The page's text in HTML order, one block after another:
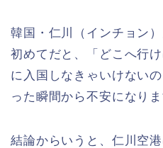
韓国・仁川（インチョン
初めてだと、「どこへ行
に入国しなきゃいけない
った瞬間から不安になりま
結論からいうと、仁川空